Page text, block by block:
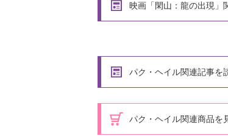
映画「閑山：龍の出現」
パク・ヘイル関連記事を
パク・ヘイル関連商品を